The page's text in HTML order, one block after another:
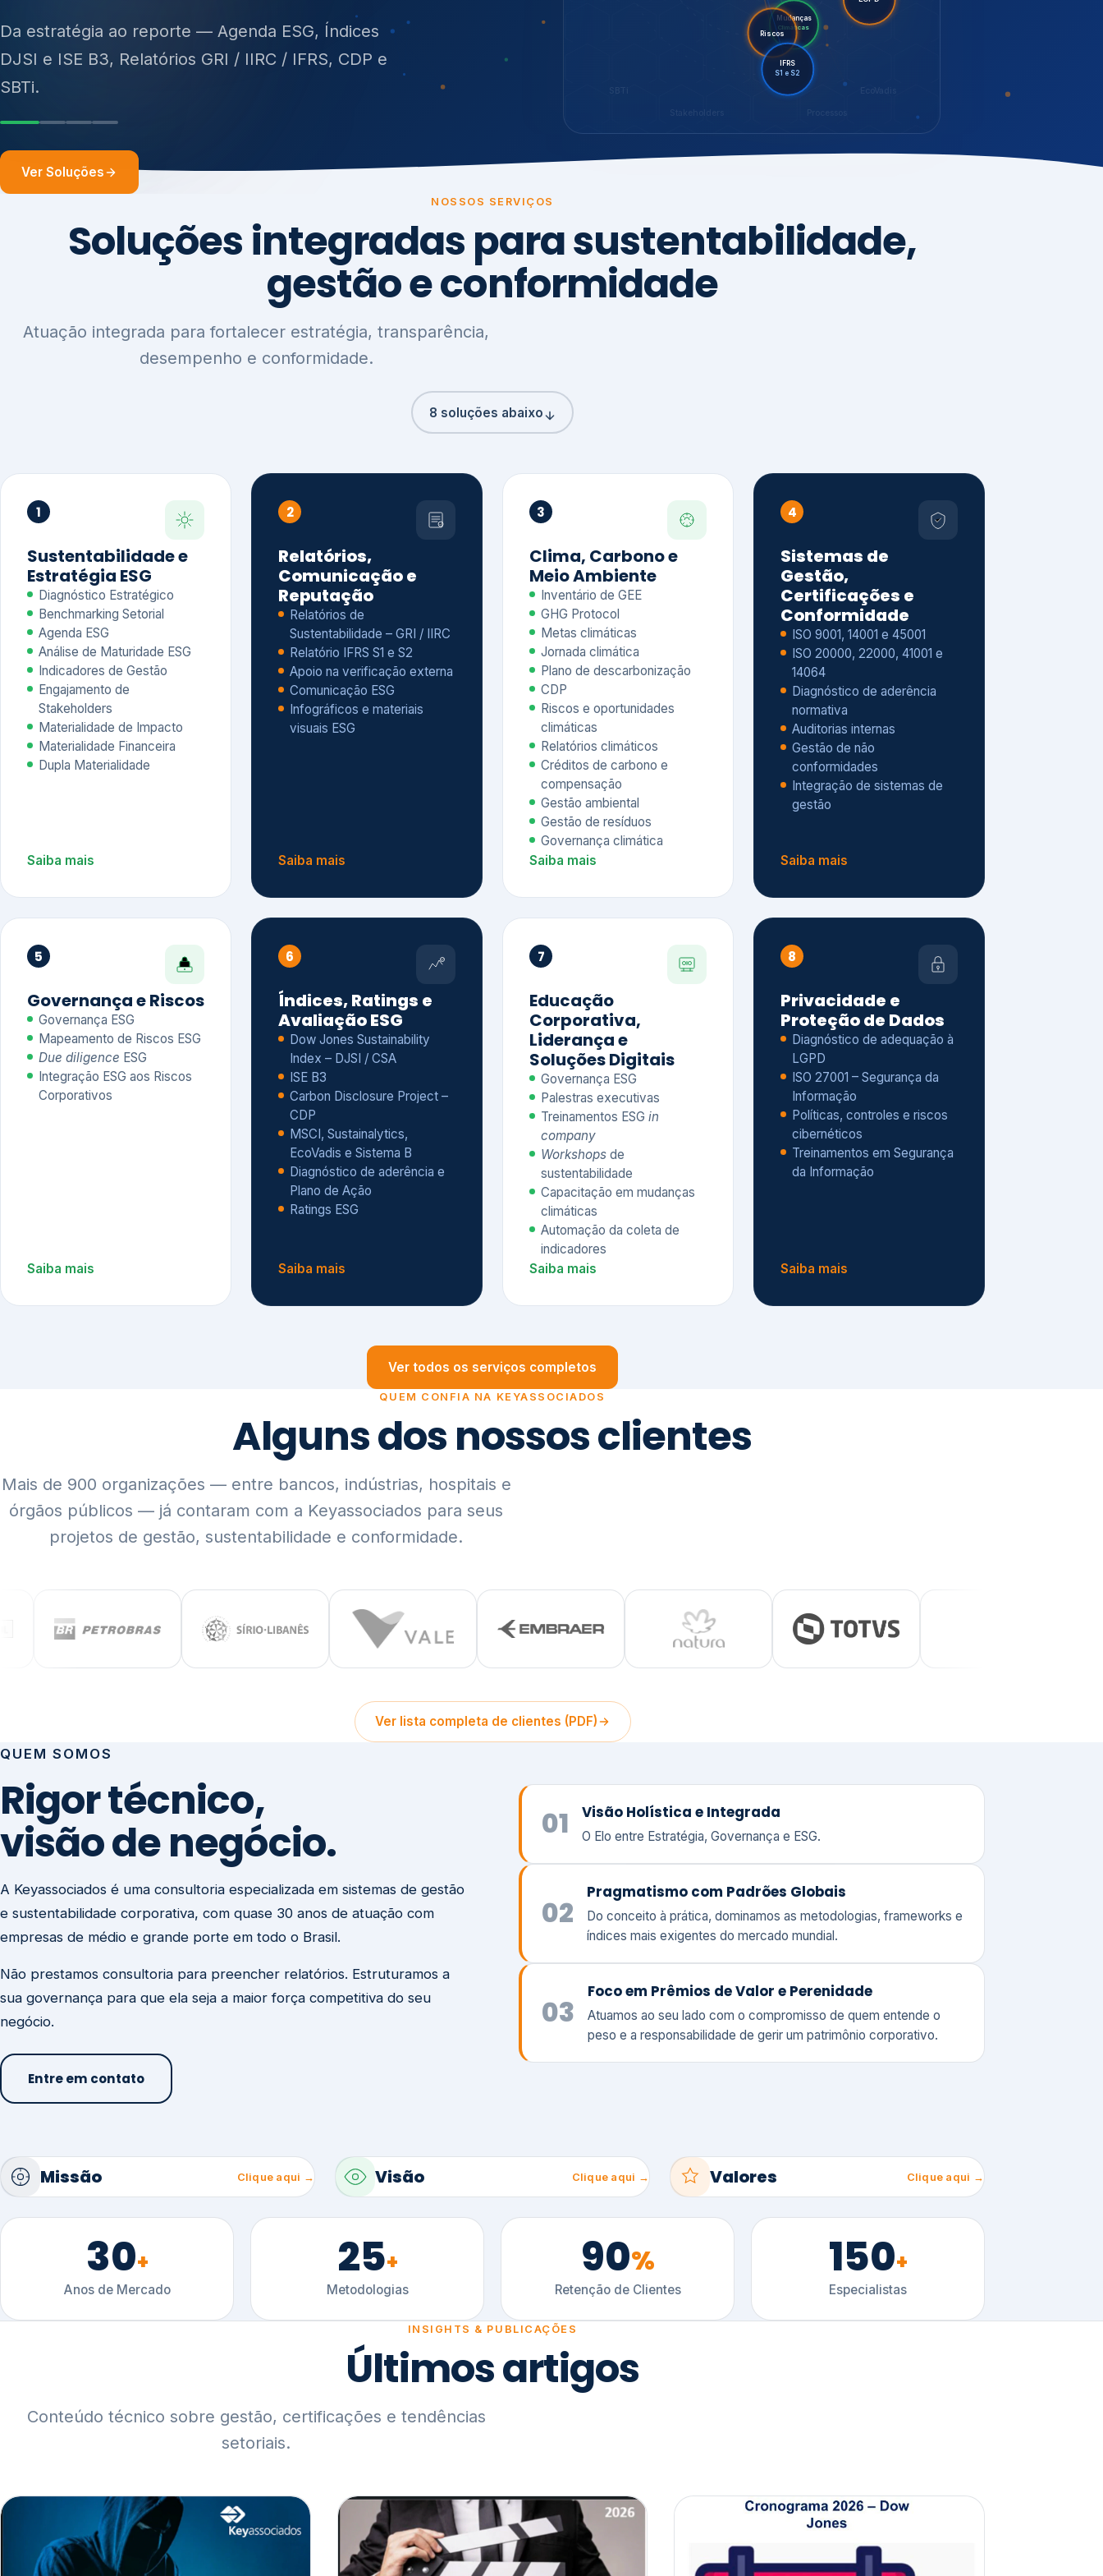
14001, ISO 45001, ONA e PNQ — Gestão de resíduos
sólidos (PGRS/PMGRS).
Ver Soluções
EcoVadis
Mudanças
Climáticas
Riscos
LGPD
IFRS
S1 e S2
NOSSOS SERVIÇOS
Soluções integradas para sustentabilidade,
gestão e conformidade
Atuação integrada para fortalecer estratégia, transparência,
desempenho e conformidade.
8 soluções abaixo
1
Sustentabilidade e
Estratégia ESG
Diagnóstico Estratégico
Benchmarking Setorial
Agenda ESG
Análise de Maturidade ESG
Indicadores de Gestão
Engajamento de
Stakeholders
Materialidade de Impacto
Materialidade Financeira
Dupla Materialidade
Saiba mais
2
Relatórios,
Comunicação e
Reputação
Relatórios de
Sustentabilidade – GRI / IIRC
Relatório IFRS S1 e S2
Apoio na verificação externa
Comunicação ESG
Infográficos e materiais
visuais ESG
Saiba mais
3
Clima, Carbono e
Meio Ambiente
Inventário de GEE
GHG Protocol
Metas climáticas
Jornada climática
Plano de descarbonização
CDP
Riscos e oportunidades
climáticas
Relatórios climáticos
Créditos de carbono e
compensação
Gestão ambiental
Gestão de resíduos
Governança climática
Saiba mais
4
Sistemas de
Gestão,
Certificações e
Conformidade
ISO 9001, 14001 e 45001
ISO 20000, 22000, 41001 e
14064
Diagnóstico de aderência
normativa
Auditorias internas
Gestão de não
conformidades
Integração de sistemas de
gestão
Saiba mais
5
Governança e Riscos
Governança ESG
Mapeamento de Riscos ESG
Due diligence ESG
Integração ESG aos Riscos
Corporativos
Saiba mais
6
Índices, Ratings e
Avaliação ESG
Dow Jones Sustainability
Index – DJSI / CSA
ISE B3
Carbon Disclosure Project –
CDP
MSCI, Sustainalytics,
EcoVadis e Sistema B
Diagnóstico de aderência e
Plano de Ação
Ratings ESG
Saiba mais
7
Educação
Corporativa,
Liderança e
Soluções Digitais
Governança ESG
Palestras executivas
Treinamentos ESG in
company
Workshops de
sustentabilidade
Capacitação em mudanças
climáticas
Automação da coleta de
indicadores
Saiba mais
8
Privacidade e
Proteção de Dados
Diagnóstico de adequação à
LGPD
ISO 27001 – Segurança da
Informação
Políticas, controles e riscos
cibernéticos
Treinamentos em Segurança
da Informação
Saiba mais
Ver todos os serviços completos
QUEM CONFIA NA KEYASSOCIADOS
Alguns dos nossos clientes
Mais de 900 organizações — entre bancos, indústrias, hospitais e
órgãos públicos — já contaram com a Keyassociados para seus
projetos de gestão, sustentabilidade e conformidade.
Ver lista completa de clientes (PDF)
QUEM SOMOS
Rigor técnico,
visão de negócio.
A Keyassociados é uma consultoria especializada em sistemas de gestão
e sustentabilidade corporativa, com quase 30 anos de atuação com
empresas de médio e grande porte em todo o Brasil.
Não prestamos consultoria para preencher relatórios. Estruturamos a
sua governança para que ela seja a maior força competitiva do seu
negócio.
Entre em contato
01 Visão Holística e Integrada
O Elo entre Estratégia, Governança e ESG.
02
Pragmatismo com Padrões Globais
Do conceito à prática, dominamos as metodologias, frameworks e
índices mais exigentes do mercado mundial.
03
Foco em Prêmios de Valor e Perenidade
Atuamos ao seu lado com o compromisso de quem entende o
peso e a responsabilidade de gerir um patrimônio corporativo.
Missão Clique aqui → Visão Clique aqui → Valores Clique aqui →
30+
Anos de Mercado
25+
Metodologias
90%
Retenção de Clientes
150+
Especialistas
INSIGHTS & PUBLICAÇÕES
Últimos artigos
Conteúdo técnico sobre gestão, certificações e tendências
setoriais.